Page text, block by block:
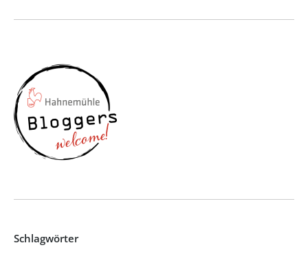
Schlagwörter